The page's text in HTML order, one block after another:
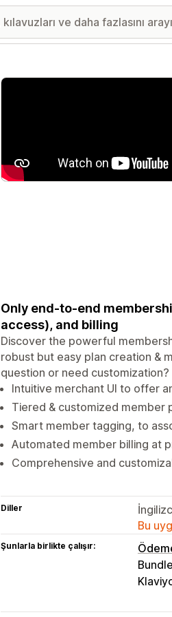
Öne çıkan görsel galerisi
Only end-to-end
access), and billing
Discover the powerful
robust but easy plan creation &
question or need
Intuitive merchant UI to offer
Tiered & customized member
Smart member tagging, to
Automated member billing at
Comprehensive and
Diller
Bu
Şunlarla birlikte çalışır: